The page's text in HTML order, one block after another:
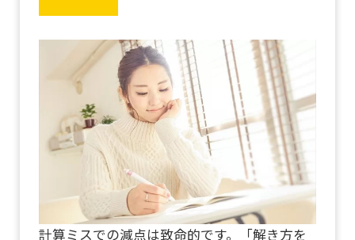
計算ミスでの減点は致命的です。「解き方を